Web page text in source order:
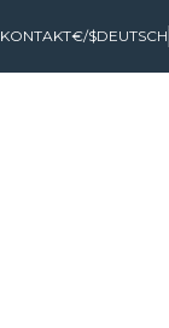
KONTAKT€/$DEUTSCH